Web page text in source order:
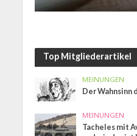
Top Mitgliederartikel
MEINUNGEN
Der Wahnsinn
MEINUNGEN
Tacheles mit